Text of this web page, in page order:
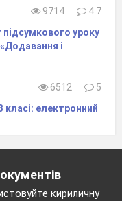
9714
4.7
уроку
і
6512
5
класі: електронний
кириличну